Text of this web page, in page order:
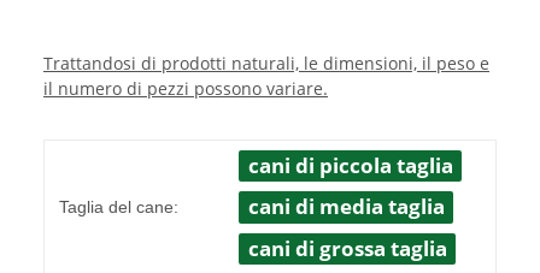
Trattandosi di prodotti naturali, le dimensioni, il peso e
il numero di pezzi possono variare.
Taglia del cane:
cani di piccola taglia
cani di media taglia
cani di grossa taglia